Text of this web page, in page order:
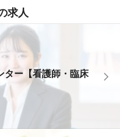
求人
ター【看護師・臨床